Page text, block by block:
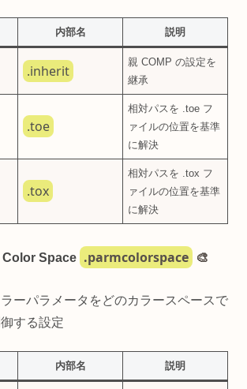
内部名 説明
.inherit
親 COMP の設定を
継承
.toe
相対パスを .toe フ
ァイルの位置を基準
に解決
.tox
相対パスを .tox フ
ァイルの位置を基準
に解決
Color Space .parmcolorspace 🎨
ーパラメータをどのカラースペースで
する設定
内部名 説明